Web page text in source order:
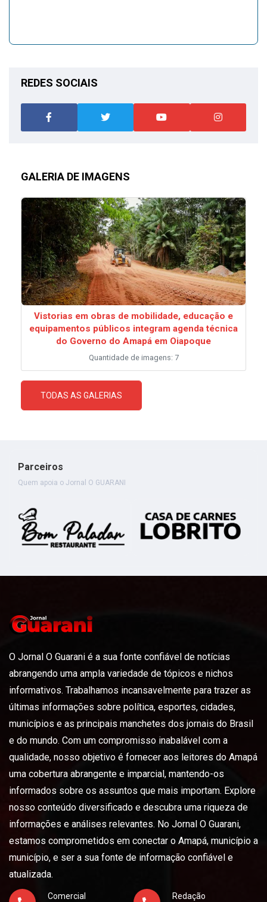
REDES SOCIAIS
GALERIA DE IMAGENS
Vistorias em obras de mobilidade, educação e
equipamentos públicos integram agenda técnica
do Governo do Amapá em Oiapoque
Quantidade de imagens: 7
TODAS AS GALERIAS
Parceiros
Quem apoia o Jornal O GUARANI
O Jornal O Guarani é a sua fonte confiável de notícias
abrangendo uma ampla variedade de tópicos e nichos
informativos. Trabalhamos incansavelmente para trazer as
últimas informações sobre política, esportes, cidades,
municípios e as principais manchetes dos jornais do Brasil
e do mundo. Com um compromisso inabalável com a
qualidade, nosso objetivo é fornecer aos leitores do Amapá
uma cobertura abrangente e imparcial, mantendo-os
informados sobre os assuntos que mais importam. Explore
nosso conteúdo diversificado e descubra uma riqueza de
informações e análises relevantes. No Jornal O Guarani,
estamos comprometidos em conectar o Amapá, município a
município, e ser a sua fonte de informação confiável e
atualizada.
Comercial Redação